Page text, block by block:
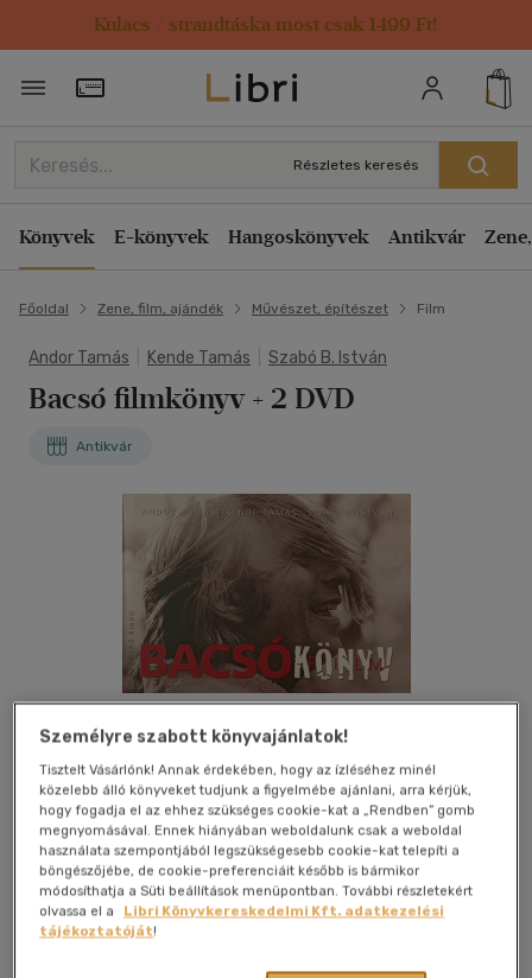
Kulacs / strandtáska most csak 1499 Ft!
Törzsvásárlói Kártya adatai
Részletes keresés
Könyvek E-könyvek Hangoskönyvek Antikvár
Főoldal Zene, film, ajándék Művészet, építészet Film
Andor Tamás Kende Tamás Szabó B. István
Bacsó filmkönyv + 2 DVD
Antikvár
Kívánságlistához adom Megosztom
Napvilág Kiadó Kft.|2007|magyar nyelvű|cérnafűzött,
keménytáblás |320 oldal
Személyre szabott könyvajánlatok!
Tisztelt Vásárlónk! Annak érdekében, hogy az ízléséhez minél
közelebb álló könyveket tudjunk a figyelmébe ajánlani, arra kérjük,
hogy fogadja el az ehhez szükséges cookie-kat a „Rendben” gomb
megnyomásával. Ennek hiányában weboldalunk csak a weboldal
használata szempontjából legszükségesebb cookie-kat telepíti a
böngészőjébe, de cookie-preferenciáit később is bármikor
módosíthatja a Süti beállítások menüpontban. További részletekért
olvassa el a
Libri Könyvkereskedelmi Kft. adatkezelési
tájékoztatóját!